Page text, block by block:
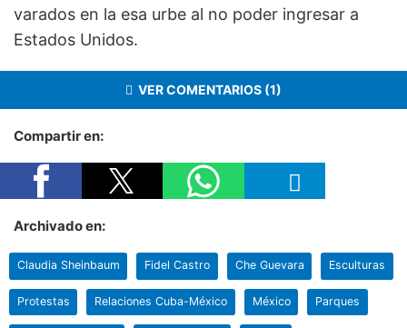
varados en la esa urbe al no poder ingresar a
Estados Unidos.
VER COMENTARIOS (1)
Compartir en:
Archivado en:
Claudia Sheinbaum Fidel Castro Che Guevara Esculturas
Protestas Relaciones Cuba-México México Parques